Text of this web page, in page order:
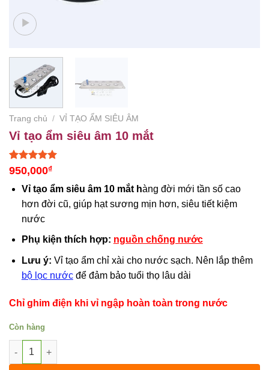
Trang chủ / VỈ TẠO ẨM SIÊU ÂM
Vỉ tạo ẩm siêu âm 10 mắt
5.00trên 5
dựa trên
1
đánh giá
950,000₫
Vỉ tạo ẩm siêu âm 10 mắt hàng đời mới tần số cao
hơn đời cũ, giúp hạt sương mịn hơn, siêu tiết kiệm
nước
Phụ kiện thích hợp: nguồn chống nước
Lưu ý: Vỉ tạo ẩm chỉ xài cho nước sạch. Nên lắp thêm
bộ lọc nướcđể đảm bảo tuổi thọ lâu dài
Chỉ ghim điện khi vỉ ngập hoàn toàn trong nước
Còn hàng
Vỉ tạo ẩm siêu âm 10 mắt số lượng